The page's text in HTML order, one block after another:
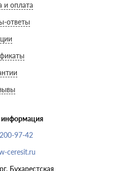
и оплата
ответы
информация
97-42
ceresit.ru
Бухарестская